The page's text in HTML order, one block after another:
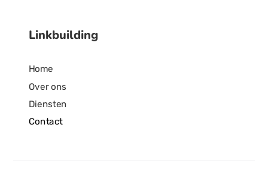
Linkbuilding
Home
Over ons
Diensten
Contact